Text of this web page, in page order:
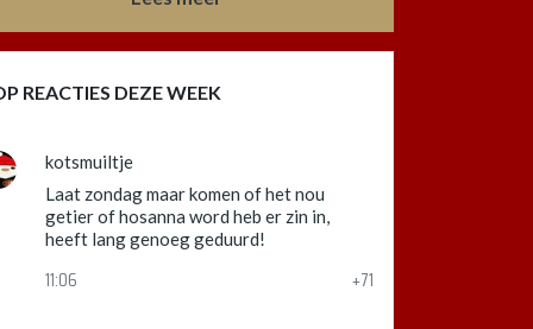
REACTIES DEZE WEEK
kotsmuiltje
Laat zondag maar komen of het nou
getier of hosanna word heb er zin in,
heeft lang genoeg geduurd!
11:06 +71